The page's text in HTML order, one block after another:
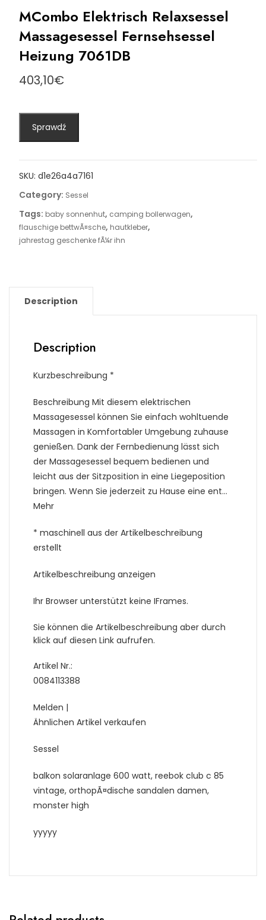
MCombo Elektrisch Relaxsessel
Massagesessel Fernsehsessel
Heizung 7061DB
403,10€
Sprawdź
SKU: d1e26a4a7161
Category: Sessel
Tags: baby sonnenhut, camping bollerwagen,
flauschige bettwÃ¤sche, hautkleber,
jahrestag geschenke fÃ¼r ihn
Description
Description
Kurzbeschreibung *
Beschreibung Mit diesem elektrischen
Massagesessel können Sie einfach wohltuende
Massagen in Komfortabler Umgebung zuhause
genießen. Dank der Fernbedienung lässt sich
der Massagesessel bequem bedienen und
leicht aus der Sitzposition in eine Liegeposition
bringen. Wenn Sie jederzeit zu Hause eine ent…
Mehr
* maschinell aus der Artikelbeschreibung
erstellt
Artikelbeschreibung anzeigen
Ihr Browser unterstützt keine IFrames.
Sie können die Artikelbeschreibung aber durch
klick auf diesen Link aufrufen.
Artikel Nr.:
0084113388
Melden |
Ähnlichen Artikel verkaufen
Sessel
balkon solaranlage 600 watt, reebok club c 85
vintage, orthopÃ¤dische sandalen damen,
monster high
yyyyy